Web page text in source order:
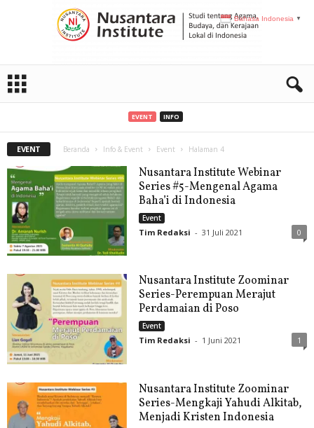
EVENT INFO
EVENT Beranda Info & Event Event Halaman 4
Nusantara Institute Webinar
Series #5-Mengenal Agama
Baha’i di Indonesia
Event
Tim Redaksi - 31 Juli 2021 0
Nusantara Institute Zoominar
Series-Perempuan Merajut
Perdamaian di Poso
Event
Tim Redaksi - 1 Juni 2021 1
Nusantara Institute Zoominar
Series-Mengkaji Yahudi Alkitab,
Menjadi Kristen Indonesia
Bahasa Indonesia ▼